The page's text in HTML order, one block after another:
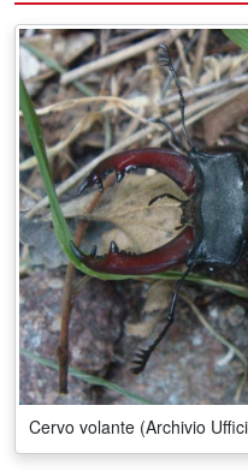
Cervo volante (Archivio